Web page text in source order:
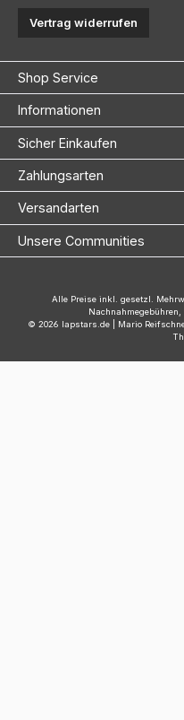
Vertrag widerrufen
Shop Service
Informationen
Sicher Einkaufen
Zahlungsarten
Versandarten
Unsere Communities
Alle Preise inkl. gesetzl.
Nachnahmegebühren,
© 2026 lapstars.de | Mario